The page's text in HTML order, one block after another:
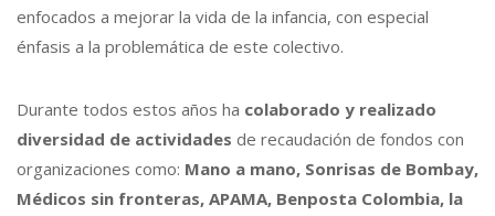
enfocados a mejorar la vida de la infancia, con especial
énfasis a la problemática de este colectivo.
Durante todos estos años ha colaborado y realizado
diversidad de actividades de recaudación de fondos con
organizaciones como: Mano a mano, Sonrisas de Bombay,
Médicos sin fronteras, APAMA, Benposta Colombia, la